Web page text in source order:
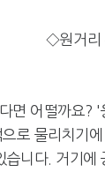
◇원거리
면 어떨까요?
로 물리치기
습니다. 거기